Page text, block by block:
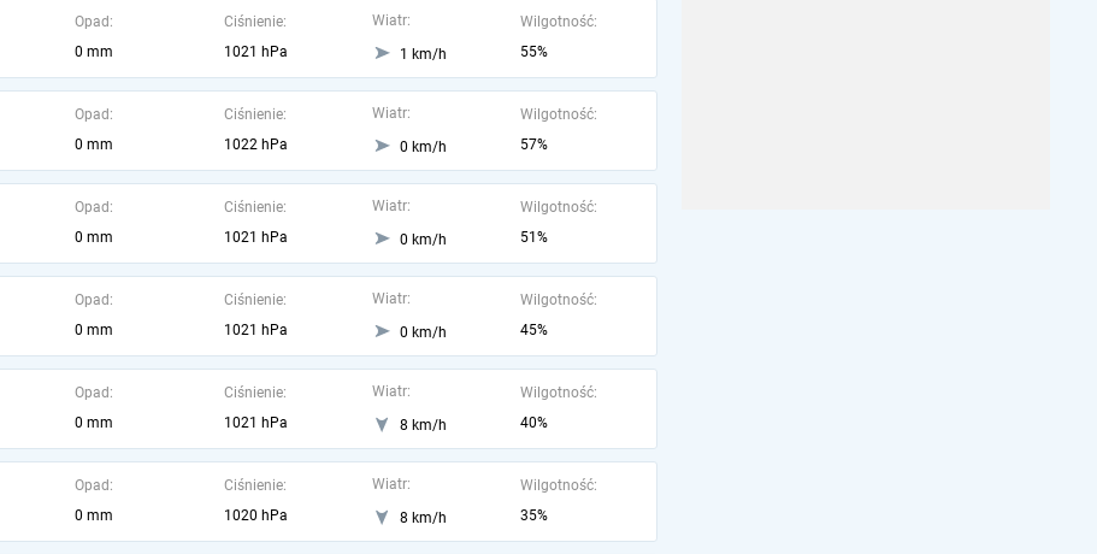
Opad:
0 mm
Ciśnienie:
1021 hPa
Wiatr:
1 km/h
Wilgotność:
55%
Opad:
0 mm
Ciśnienie:
1022 hPa
Wiatr:
0 km/h
Wilgotność:
57%
Opad:
0 mm
Ciśnienie:
1021 hPa
Wiatr:
0 km/h
Wilgotność:
51%
Opad:
0 mm
Ciśnienie:
1021 hPa
Wiatr:
0 km/h
Wilgotność:
45%
Opad:
0 mm
Ciśnienie:
1021 hPa
Wiatr:
8 km/h
Wilgotność:
40%
Opad:
0 mm
Ciśnienie:
1020 hPa
Wiatr:
8 km/h
Wilgotność:
35%